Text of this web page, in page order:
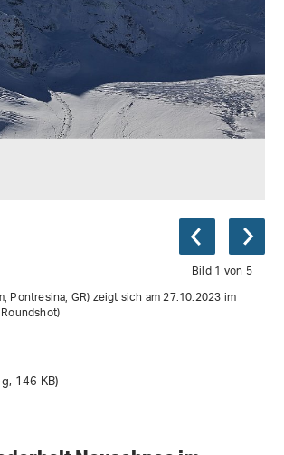
Bild 1 von 5
Pontresina, GR) zeigt sich am 27.10.2023 im
146 KB)
108 KB)
141 KB)
122 KB)